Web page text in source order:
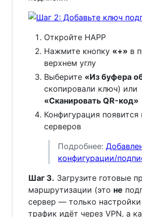
Откройте HAPP
Нажмите кнопку «+» в
верхнем углу
Выберите «Из буфера
скопировали ключ) или
«Сканировать QR-код»
Конфигурация появится
серверов
Подробнее:
конфигурации/
Шаг 3. Загрузите готовые
маршрутизации (это не
сервер — только настройки
трафик идёт через VPN, а